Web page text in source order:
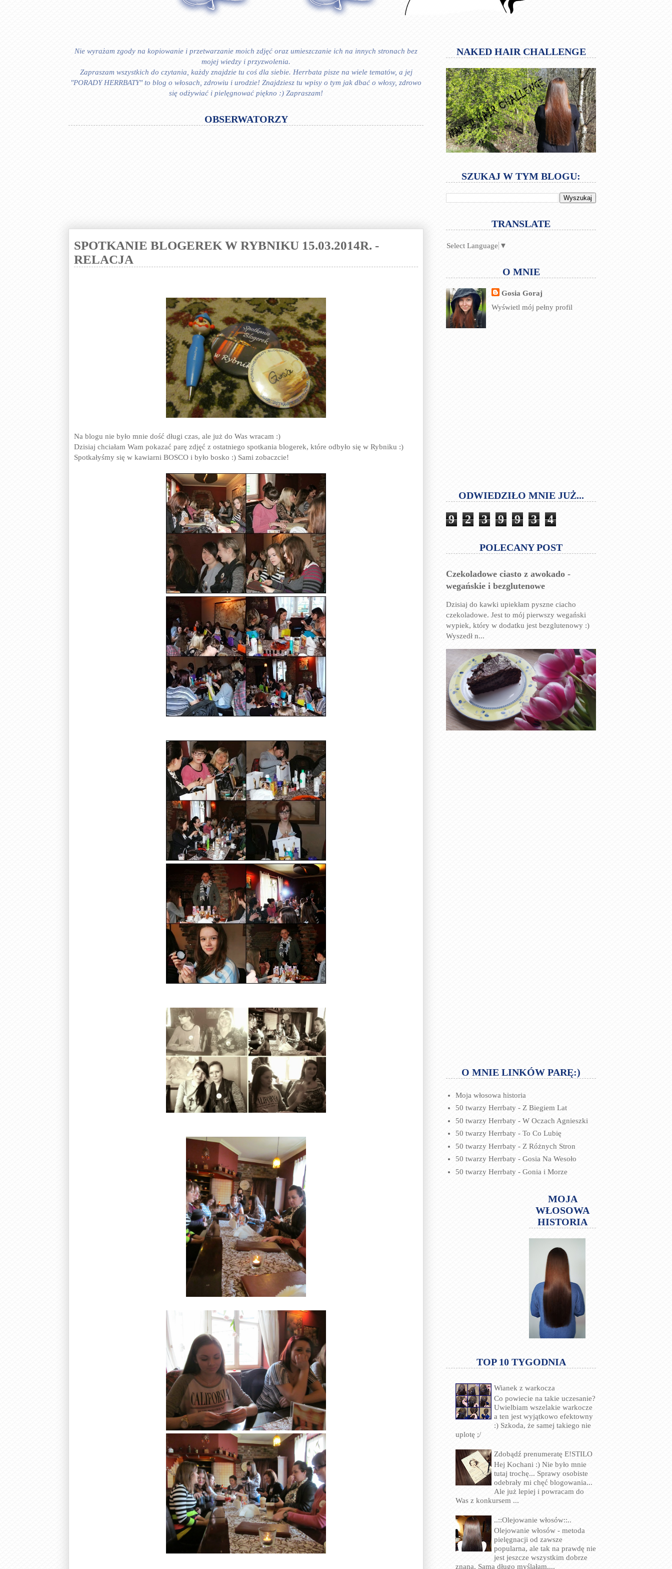
Nie wyrażam zgody na kopiowanie i przetwarzanie moich zdjęć oraz umieszczanie ich na innych stronach bez
mojej wiedzy i przyzwolenia.
Zapraszam wszystkich do czytania, każdy znajdzie tu coś dla siebie. Herrbata pisze na wiele tematów, a jej
"PORADY HERRBATY" to blog o włosach, zdrowiu i urodzie! Znajdziesz tu wpisy o tym jak dbać o włosy, zdrowo
się odżywiać i pielęgnować piękno :) Zapraszam!
OBSERWATORZY
SPOTKANIE BLOGEREK W RYBNIKU 15.03.2014R. -
RELACJA
Na blogu nie było mnie dość długi czas, ale już do Was wracam :)
Dzisiaj chciałam Wam pokazać parę zdjęć z ostatniego spotkania blogerek, które odbyło się w Rybniku :)
Spotkałyśmy się w kawiarni BOSCO i było bosko :) Sami zobaczcie!
NAKED HAIR CHALLENGE
SZUKAJ W TYM BLOGU:
TRANSLATE
Select Language ▼
O MNIE
Gosia Goraj
Wyświetl mój pełny profil
ODWIEDZIŁO MNIE JUŻ...
9 2 3 9 9 3 4
POLECANY POST
Czekoladowe ciasto z awokado -
wegańskie i bezglutenowe
Dzisiaj do kawki upiekłam pyszne ciacho
czekoladowe. Jest to mój pierwszy wegański
wypiek, który w dodatku jest bezglutenowy :)
Wyszedł n...
O MNIE LINKÓW PARĘ:)
Moja włosowa historia
50 twarzy Herrbaty - Z Biegiem Lat
50 twarzy Herrbaty - W Oczach Agnieszki
50 twarzy Herrbaty - To Co Lubię
50 twarzy Herrbaty - Z Różnych Stron
50 twarzy Herrbaty - Gosia Na Wesoło
50 twarzy Herrbaty - Gonia i Morze
MOJA
WŁOSOWA
HISTORIA
TOP 10 TYGODNIA
Wianek z warkocza
Co powiecie na takie uczesanie?
Uwielbiam wszelakie warkocze
a ten jest wyjątkowo efektowny
:) Szkoda, że samej takiego nie
uplotę ;/
Zdobądź prenumeratę E!STILO
Hej Kochani :) Nie było mnie
tutaj trochę... Sprawy osobiste
odebrały mi chęć blogowania...
Ale już lepiej i powracam do
Was z konkursem ...
..::Olejowanie włosów::..
Olejowanie włosów - metoda
pielęgnacji od zawsze
popularna, ale tak na prawdę nie
jest jeszcze wszystkim dobrze
znana. Sama długo myślałam,...